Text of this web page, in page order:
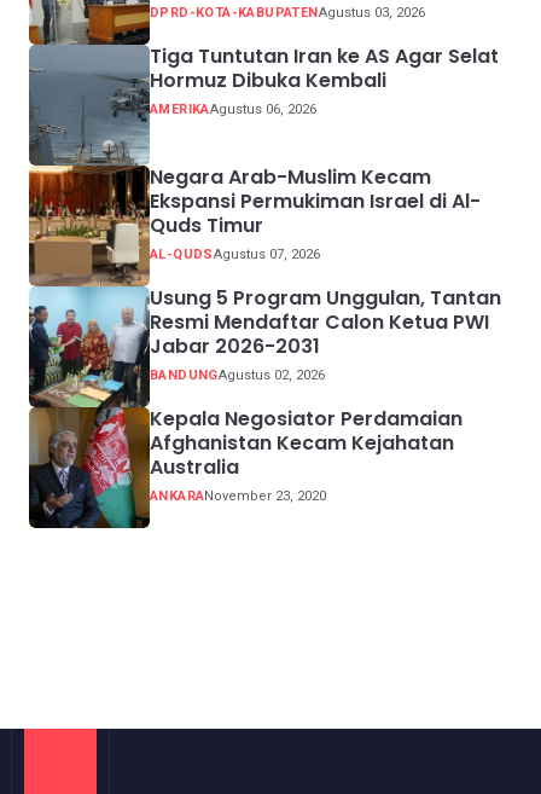
DPRD-KOTA-KABUPATEN Agustus 03, 2026
Tiga Tuntutan Iran ke AS Agar Selat
Hormuz Dibuka Kembali
AMERIKAAgustus 06, 2026
Negara Arab-Muslim Kecam
Ekspansi Permukiman Israel di Al-
Quds Timur
AL-QUDSAgustus 07, 2026
Usung 5 Program Unggulan, Tantan
Resmi Mendaftar Calon Ketua PWI
Jabar 2026-2031
BANDUNGAgustus 02, 2026
Kepala Negosiator Perdamaian
Afghanistan Kecam Kejahatan
Australia
ANKARANovember 23, 2020